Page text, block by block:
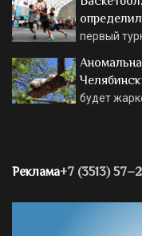
первый
будет
Реклама+7 (3513)